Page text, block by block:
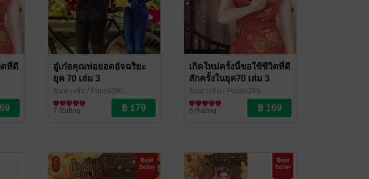
ตที่ดี
อู๋เก๋อคุณพ่อยอดอัจฉริยะ
ยุค 70 เล่ม 3
ฉินฟางซิน / Pong6395
นิยายรักจีนโบราณ
7 Rating
เกิดใหม่ครั้งนี้ขอใช้ชีวิตที่ดี
สักครั้งในยุค70 เล่ม 3
ฉินฟางซิน / Pong6395
นิยายรักจีนโบราณ
5 Rating